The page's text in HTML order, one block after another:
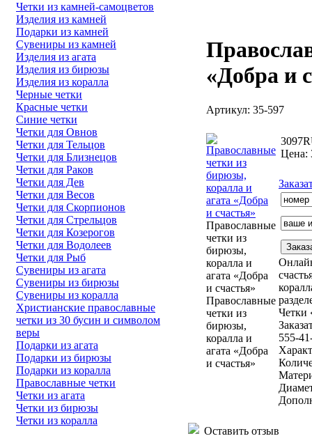
Четки из камней-самоцветов
Изделия из камней
Подарки из камней
Сувениры из камней
Изделия из агата
Изделия из бирюзы
Изделия из коралла
Черные четки
Красные четки
Синие четки
Четки для Овнов
Четки для Тельцов
Четки для Близнецов
Четки для Раков
Четки для Дев
Четки для Весов
Четки для Скорпионов
Четки для Стрельцов
Четки для Козерогов
Четки для Водолеев
Четки для Рыб
Сувениры из агата
Сувениры из бирюзы
Сувениры из коралла
Христианские православные
четки из 30 бусин и символом
веры
Подарки из агата
Подарки из бирюзы
Подарки из коралла
Православные четки
Четки из агата
Четки из бирюзы
Четки из коралла
«Добра и
Артикул: 35-597
Православные
четки из
бирюзы,
коралла и
агата «Добра
и счастья»
Православные
четки из
бирюзы,
коралла и
агата «Добра
и счастья»
3097
Цена:
Четки
555-
Оставить отзыв